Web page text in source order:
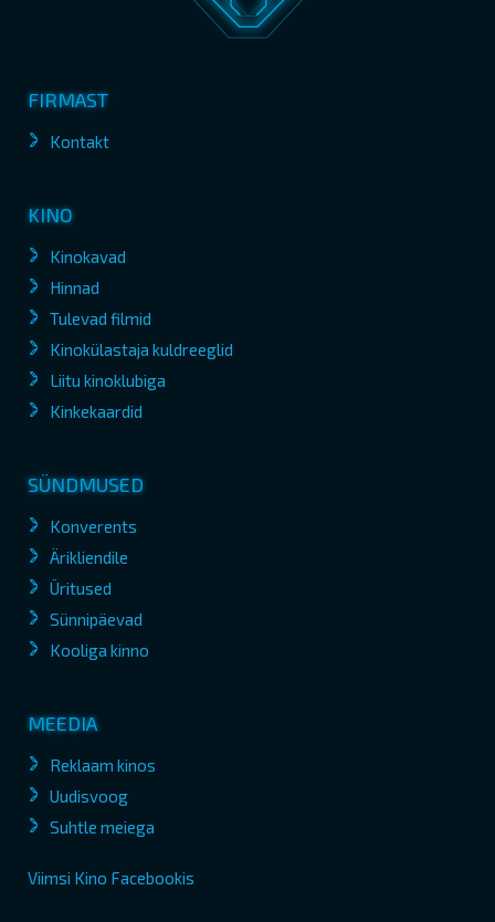
FIRMAST
Kontakt
KINO
Kinokavad
Hinnad
Tulevad filmid
Kinokülastaja kuldreeglid
Liitu kinoklubiga
Kinkekaardid
SÜNDMUSED
Konverents
Ärikliendile
Üritused
Sünnipäevad
Kooliga kinno
MEEDIA
Reklaam kinos
Uudisvoog
Suhtle meiega
Viimsi Kino Facebookis